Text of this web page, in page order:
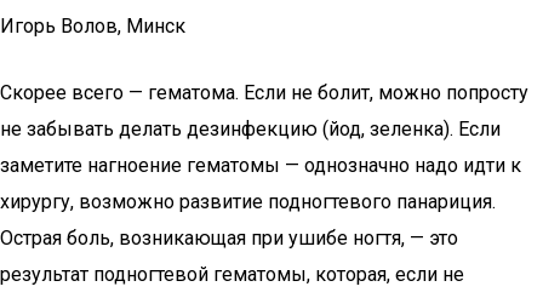
Игорь Волов, Минск
Скорее всего — гематома. Если не болит, можно попросту
не забывать делать дезинфекцию (йод, зеленка). Если
заметите нагноение гематомы — однозначно надо идти к
хирургу, возможно развитие подногтевого панариция.
Острая боль, возникающая при ушибе ногтя, — это
результат подногтевой гематомы, которая, если не